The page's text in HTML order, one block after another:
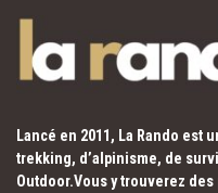
Lancé en 2011, La Rando est
trekking, d’alpinisme, de
Outdoor.Vous y trouverez